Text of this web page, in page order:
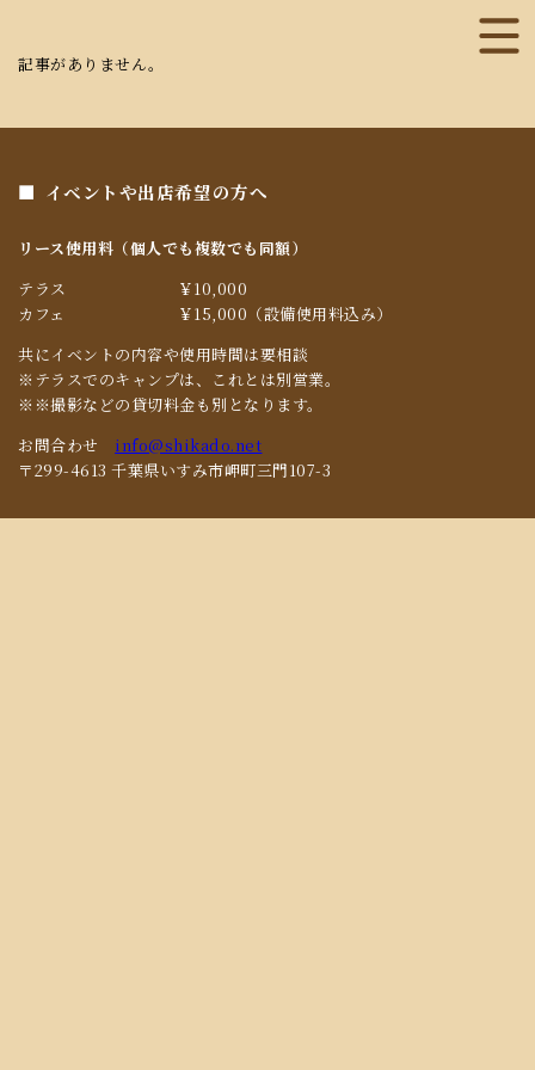
記事がありません。
イベントや出店希望の方へ
リース使用料（個人でも複数でも同額）
テラス
￥10,000
カフェ
￥15,000（設備使用料込み）
共にイベントの内容や使用時間は要相談
※テラスでのキャンプは、これとは別営業。
※※撮影などの貸切料金も別となります。
お問合わせ info@shikado.net
〒299-4613 千葉県いすみ市岬町三門107-3